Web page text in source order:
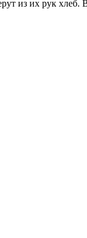
из их рук хлеб.